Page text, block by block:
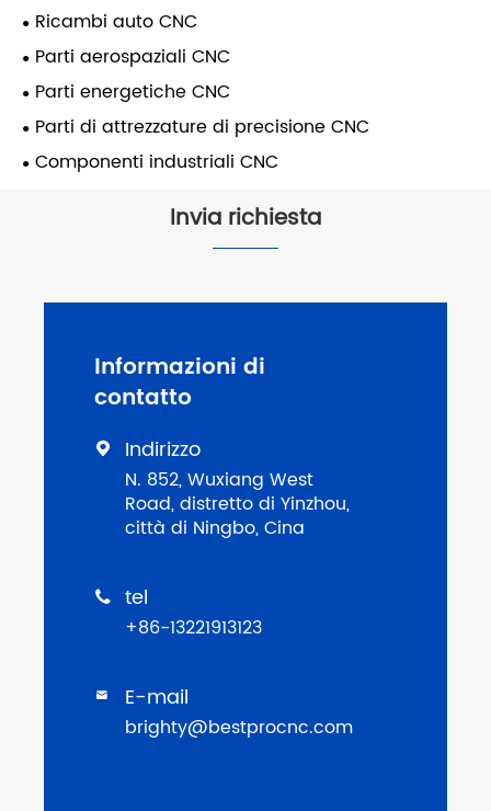
Ricambi auto CNC
Parti aerospaziali CNC
Parti energetiche CNC
Parti di attrezzature di precisione CNC
Componenti industriali CNC
Invia richiesta
Informazioni di
contatto
 Indirizzo
N. 852, Wuxiang West
Road, distretto di Yinzhou,
città di Ningbo, Cina
 tel
+86-13221913123
 E-mail
brighty@bestprocnc.com